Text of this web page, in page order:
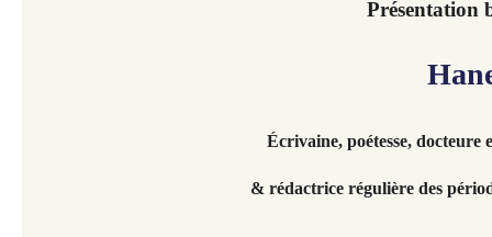
Présentation
Écrivaine, poétesse,
& rédactrice régulière des